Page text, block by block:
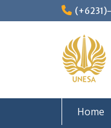
to
Home